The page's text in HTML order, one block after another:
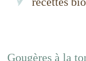
Gougères à la